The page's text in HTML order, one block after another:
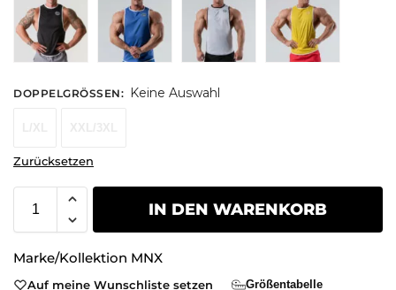
DOPPELGRÖSSEN : Keine Auswahl
Zurücksetzen
IN DEN WARENKORB
Marke/Kollektion MNX
Auf meine Wunschliste setzen Größentabelle